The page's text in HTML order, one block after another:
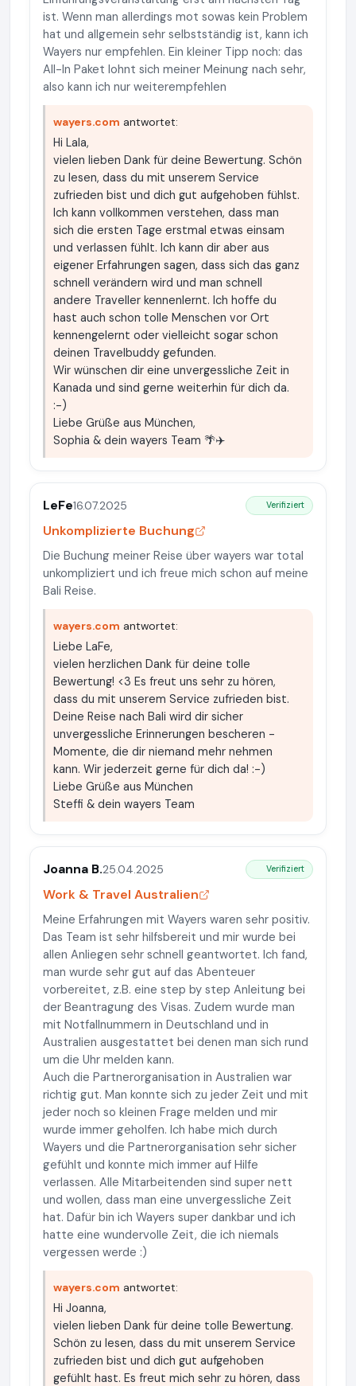
ist. Wenn man allerdings mot sowas kein Problem
hat und allgemein sehr selbstständig ist, kann ich
Wayers nur empfehlen. Ein kleiner Tipp noch: das
All-In Paket lohnt sich meiner Meinung nach sehr,
also kann ich nur weiterempfehlen
wayers.com antwortet:
Hi Lala,
vielen lieben Dank für deine Bewertung. Schön
zu lesen, dass du mit unserem Service
zufrieden bist und dich gut aufgehoben fühlst.
Ich kann vollkommen verstehen, dass man
sich die ersten Tage erstmal etwas einsam
und verlassen fühlt. Ich kann dir aber aus
eigener Erfahrungen sagen, dass sich das ganz
schnell verändern wird und man schnell
andere Traveller kennenlernt. Ich hoffe du
hast auch schon tolle Menschen vor Ort
kennengelernt oder vielleicht sogar schon
deinen Travelbuddy gefunden.
Wir wünschen dir eine unvergessliche Zeit in
Kanada und sind gerne weiterhin für dich da.
:-)
Liebe Grüße aus München,
Sophia & dein wayers Team 🌴✈️
LeFe16.07.2025 Verifiziert
Unkomplizierte Buchung
Die Buchung meiner Reise über wayers war total
unkompliziert und ich freue mich schon auf meine
Bali Reise.
wayers.com antwortet:
Liebe LaFe,
vielen herzlichen Dank für deine tolle
Bewertung! <3 Es freut uns sehr zu hören,
dass du mit unserem Service zufrieden bist.
Deine Reise nach Bali wird dir sicher
unvergessliche Erinnerungen bescheren -
Momente, die dir niemand mehr nehmen
kann. Wir jederzeit gerne für dich da! :-)
Liebe Grüße aus München
Steffi & dein wayers Team
Joanna B.25.04.2025 Verifiziert
Work & Travel Australien
Meine Erfahrungen mit Wayers waren sehr positiv.
Das Team ist sehr hilfsbereit und mir wurde bei
allen Anliegen sehr schnell geantwortet. Ich fand,
man wurde sehr gut auf das Abenteuer
vorbereitet, z.B. eine step by step Anleitung bei
der Beantragung des Visas. Zudem wurde man
mit Notfallnummern in Deutschland und in
Australien ausgestattet bei denen man sich rund
um die Uhr melden kann.
Auch die Partnerorganisation in Australien war
richtig gut. Man konnte sich zu jeder Zeit und mit
jeder noch so kleinen Frage melden und mir
wurde immer geholfen. Ich habe mich durch
Wayers und die Partnerorganisation sehr sicher
gefühlt und konnte mich immer auf Hilfe
verlassen. Alle Mitarbeitenden sind super nett
und wollen, dass man eine unvergessliche Zeit
hat. Dafür bin ich Wayers super dankbar und ich
hatte eine wundervolle Zeit, die ich niemals
vergessen werde :)
wayers.com antwortet:
Hi Joanna,
vielen lieben Dank für deine tolle Bewertung.
Schön zu lesen, dass du mit unserem Service
zufrieden bist und dich gut aufgehoben
gefühlt hast. Es freut mich sehr zu hören, dass